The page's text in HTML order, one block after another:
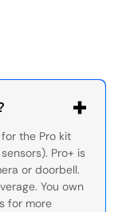
the Pro kit
Pro+ is
or doorbell.
You own
for more